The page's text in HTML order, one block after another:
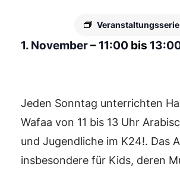
Veranstaltungsserie
1. November– 11:00 bis
Jeden Sonntag unterrichten
Wafaa von 11 bis 13 Uhr
und Jugendliche im K24!. Das
insbesondere für Kids, deren